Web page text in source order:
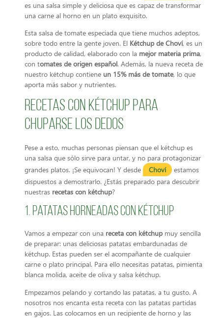
es una salsa simple y deliciosa que es capaz de transformar
una carne al horno en un plato exquisito.
Esta salsa de tomate especiada que tiene muchos adeptos,
sobre todo entre la gente joven. El Kétchup de Choví, es un
producto de calidad, elaborado con la mejor materia prima,
con tomates de origen español. Además, la nueva receta de
nuestro kétchup contiene un 15% más de tomate, lo que
aporta más sabor y nutrientes.
Recetas con kétchup para
chuparse los dedos
Pese a esto, muchas personas piensan que el kétchup es
una salsa que sólo sirve para untar, y no para protagonizar
grandes platos. ¡Se equivocan! Y desde
Choví
estamos
dispuestos a demostrarlo. ¿Estás preparado para descubrir
nuestras recetas con kétchup?
1. Patatas horneadas con kétchup
Vamos a empezar con una receta con kétchup muy sencilla
de preparar: unas deliciosas patatas embardunadas de
kétchup. Estas pueden ser el acompañante de cualquier
carne o plato principal. Para ello necesitas patatas, pimienta
blanca molida, aceite de oliva y salsa kétchup.
Empezamos pelando y cortando las patatas, a tu gusto. A
nosotros nos encanta esta receta con las patatas partidas
en gajos. Las colocamos en un recipiente de horno y las